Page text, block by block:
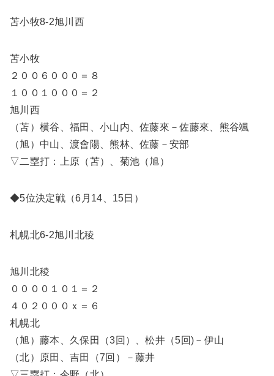
苫小牧8-2旭川西
苫小牧
２００６０００＝８
１００１０００＝２
旭川西
（苫）横谷、福田、小山内、佐藤來－佐藤來、熊谷颯
（旭）中山、渡會陽、熊林、佐藤－安部
▽二塁打：上原（苫）、菊池（旭）
◆5位決定戦（6月14、15日）
札幌北6-2旭川北稜
旭川北稜
００００１０１＝２
４０２０００ｘ＝６
札幌北
（旭）藤本、久保田（3回）、松井（5回)－伊山
（北）原田、吉田（7回）－藤井